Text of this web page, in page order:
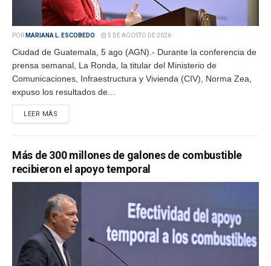
POR MARIANA L. ESCOBEDO 5 DE AGOSTO DE 2026
Ciudad de Guatemala, 5 ago (AGN).- Durante la conferencia de
prensa semanal, La Ronda, la titular del Ministerio de
Comunicaciones, Infraestructura y Vivienda (CIV), Norma Zea,
expuso los resultados de...
LEER MÁS
Más de 300 millones de galones de combustible
recibieron el apoyo temporal